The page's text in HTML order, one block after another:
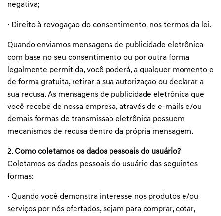
negativa;
· Direito à revogação do consentimento, nos termos da lei.
Quando enviamos mensagens de publicidade eletrônica
com base no seu consentimento ou por outra forma
legalmente permitida, você poderá, a qualquer momento e
de forma gratuita, retirar a sua autorização ou declarar a
sua recusa. As mensagens de publicidade eletrônica que
você recebe de nossa empresa, através de e-mails e/ou
demais formas de transmissão eletrônica possuem
mecanismos de recusa dentro da própria mensagem.
2. Como coletamos os dados pessoais do usuário?
Coletamos os dados pessoais do usuário das seguintes
formas:
· Quando você demonstra interesse nos produtos e/ou
serviços por nós ofertados, sejam para comprar, cotar,